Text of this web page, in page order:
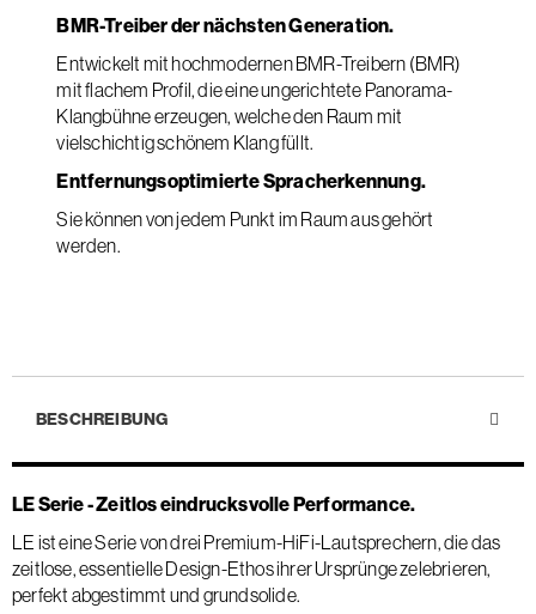
BMR-Treiber der nächsten Generation.
Entwickelt mit hochmodernen BMR-Treibern (BMR)
mit flachem Profil, die eine ungerichtete Panorama-
Klangbühne erzeugen, welche den Raum mit
vielschichtig schönem Klang füllt.
Entfernungsoptimierte Spracherkennung.
Sie können von jedem Punkt im Raum aus gehört
werden.
BESCHREIBUNG
LE Serie - Zeitlos eindrucksvolle Performance.
LE ist eine Serie von drei Premium-HiFi-Lautsprechern, die das
zeitlose, essentielle Design-Ethos ihrer Ursprünge zelebrieren,
perfekt abgestimmt und grundsolide.